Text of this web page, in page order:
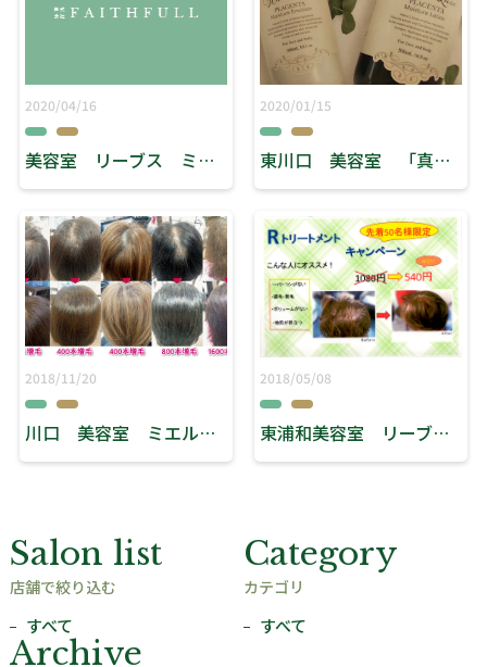
Salon list
店舗で絞り込む
すべて
Category
カテゴリ
すべて
Archive
2020/04/16
美容室 リーブス ミエル川口 「臨時休業のお知らせ」
2020/01/15
東川口 美容室 「真冬のマストアイテム！！」
2018/11/20
川口 美容室 ミエル ヘアースタジオリーブス 『３D増毛、３Dエクステ』
2018/05/08
東浦和美容室 リーブス 『Rトリートメント』